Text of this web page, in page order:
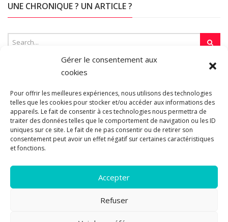
Gérer le consentement aux
cookies
Pour offrir les meilleures expériences, nous utilisons des technologies
telles que les cookies pour stocker et/ou accéder aux informations des
appareils. Le fait de consentir à ces technologies nous permettra de
traiter des données telles que le comportement de navigation ou les ID
uniques sur ce site. Le fait de ne pas consentir ou de retirer son
consentement peut avoir un effet négatif sur certaines caractéristiques
et fonctions.
Accepter
Refuser
UNE CHRONIQUE ? UN ARTICLE ?
SUR LA TOILE…
Blogroll